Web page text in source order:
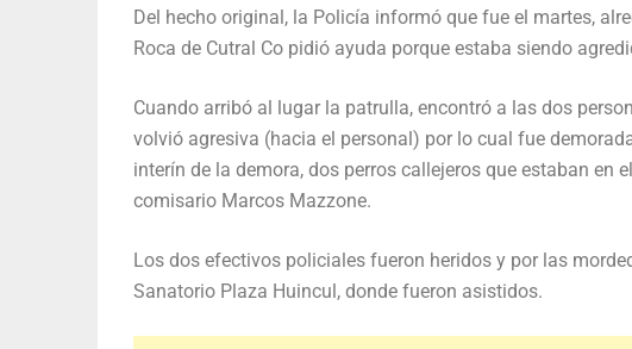
Del hecho original, la Policía informó que fue el martes,
Roca de Cutral Co pidió ayuda porque estaba siendo
Cuando arribó al lugar la patrulla, encontró a las dos
volvió agresiva (hacia el personal) por lo cual fue
interín de la demora, dos perros callejeros que estaban en
comisario Marcos Mazzone.
Los dos efectivos policiales fueron heridos y por las
Sanatorio Plaza Huincul, donde fueron asistidos.